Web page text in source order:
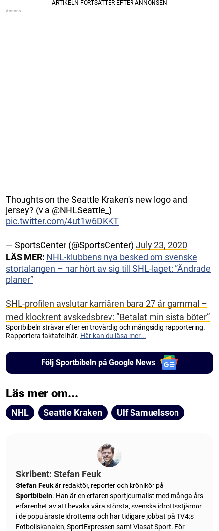
Thoughts on the Seattle Kraken's new logo and
jersey? (via @NHLSeattle_)
pic.twitter.com/4ut1w6DKKT
— SportsCenter (@SportsCenter) July 23, 2020
LÄS MER: NHL-klubbens nya besked om svenske
stortalangen – har hört av sig till SHL-laget: ”Ändrade
planer”
SHL-profilen avslutar karriären bara 27 år gammal –
med klockrent avskedsbrev: ”Betalat min sista böter”
Sportbibeln strävar efter en trovärdig och mångsidig rapportering.
Rapportera faktafel här. Här kan du läsa mer...
Följ Sportbibeln på Google News
Läs mer om...
NHL Seattle Kraken Ulf Samuelsson
Skribent: Stefan Feuk
Stefan Feukär redaktör, reporter och krönikör på
Sportbibeln. Han är en erfaren sportjournalist med många års
erfarenhet av att bevaka våra största, svenska idrottsstjärnor
i de populäraste idrotterna och har tidigare jobbat på TV4:s
Fotbollskanalen, SportExpressen samt Viasat Sport. För